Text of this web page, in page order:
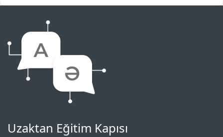
Uzaktan Eğitim Kapısı